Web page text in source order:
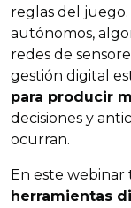
reglas del
autónomos,
redes de
gestión digital
para producir
decisiones y
ocurran.
En este webinar
herramientas